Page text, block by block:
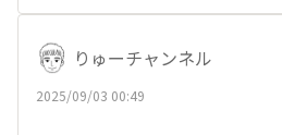
りゅーチャンネル
2025/09/03 00:49